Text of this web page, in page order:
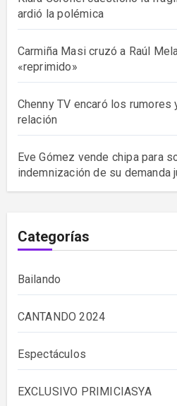
ardió la polémica
Carmiña Masi cruzó a Raúl
«reprimido»
Chenny TV encaró los
relación
Eve Gómez vende chipa para
indemnización de su demanda
Categorías
Bailando
CANTANDO 2024
Espectáculos
EXCLUSIVO PRIMICIASYA